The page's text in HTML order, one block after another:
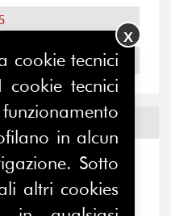
Eventi
Eventi
cookie tecnici
tecnici
in alcun
Sotto
altri cookies
X